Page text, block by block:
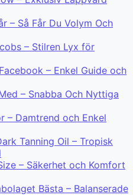
– Så Får Du Volym Och
– Stilren Lyx för
– Enkel Guide och
– Snabba Och Nyttiga
– Damtrend och Enkel
Tanning Oil – Tropisk
– Säkerhet och Komfort
Bästa – Balanserade